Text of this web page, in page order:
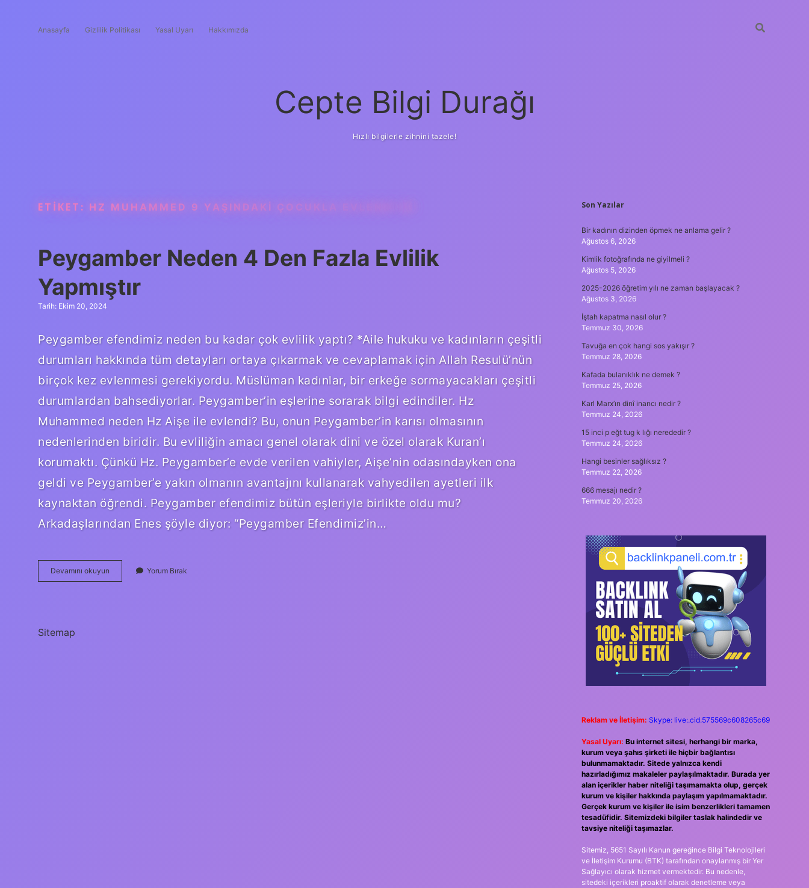
Anasayfa Gizlilik Politikası Yasal Uyarı Hakkımızda
Cepte Bilgi Durağı
Hızlı bilgilerle zihnini tazele!
ETIKET: HZ MUHAMMED 9 YAŞINDAKI ÇOCUKLA EVLENDI MI
Peygamber Neden 4 Den Fazla Evlilik
Yapmıştır
Tarih: Ekim 20, 2024
Peygamber efendimiz neden bu kadar çok evlilik yaptı? *Aile hukuku ve kadınların çeşitli
durumları hakkında tüm detayları ortaya çıkarmak ve cevaplamak için Allah Resulü’nün
birçok kez evlenmesi gerekiyordu. Müslüman kadınlar, bir erkeğe sormayacakları çeşitli
durumlardan bahsediyorlar. Peygamber’in eşlerine sorarak bilgi edindiler. Hz
Muhammed neden Hz Aişe ile evlendi? Bu, onun Peygamber’in karısı olmasının
nedenlerinden biridir. Bu evliliğin amacı genel olarak dini ve özel olarak Kuran’ı
korumaktı. Çünkü Hz. Peygamber’e evde verilen vahiyler, Aişe’nin odasındayken ona
geldi ve Peygamber’e yakın olmanın avantajını kullanarak vahyedilen ayetleri ilk
kaynaktan öğrendi. Peygamber efendimiz bütün eşleriyle birlikte oldu mu?
Arkadaşlarından Enes şöyle diyor: “Peygamber Efendimiz’in…
Devamını okuyun Peygamber
Neden
Yorum Bırak
Sitemap
SIDEBAR
Son Yazılar
Bir kadının dizinden öpmek ne anlama gelir ?
Ağustos 6, 2026
Kimlik fotoğrafında ne giyilmeli ?
Ağustos 5, 2026
2025-2026 öğretim yılı ne zaman başlayacak ?
Ağustos 3, 2026
İştah kapatma nasıl olur ?
Temmuz 30, 2026
Tavuğa en çok hangi sos yakışır ?
Temmuz 28, 2026
Kafada bulanıklık ne demek ?
Temmuz 25, 2026
Karl Marx’ın dinî inancı nedir ?
Temmuz 24, 2026
15 inci p eğt tug k lığı nerededir ?
Temmuz 24, 2026
Hangi besinler sağlıksız ?
Temmuz 22, 2026
666 mesajı nedir ?
Temmuz 20, 2026
Reklam ve İletişim: Skype: live:.cid.575569c608265c69
Yasal Uyarı: Bu internet sitesi, herhangi bir marka,
kurum veya şahıs şirketi ile hiçbir bağlantısı
bulunmamaktadır. Sitede yalnızca kendi
hazırladığımız makaleler paylaşılmaktadır. Burada yer
alan içerikler haber niteliği taşımamakta olup, gerçek
kurum ve kişiler hakkında paylaşım yapılmamaktadır.
Gerçek kurum ve kişiler ile isim benzerlikleri tamamen
tesadüfidir. Sitemizdeki bilgiler taslak halindedir ve
tavsiye niteliği taşımazlar.
Sitemiz, 5651 Sayılı Kanun gereğince Bilgi Teknolojileri
ve İletişim Kurumu (BTK) tarafından onaylanmış bir Yer
Sağlayıcı olarak hizmet vermektedir. Bu nedenle,
sitedeki içerikleri proaktif olarak denetleme veya